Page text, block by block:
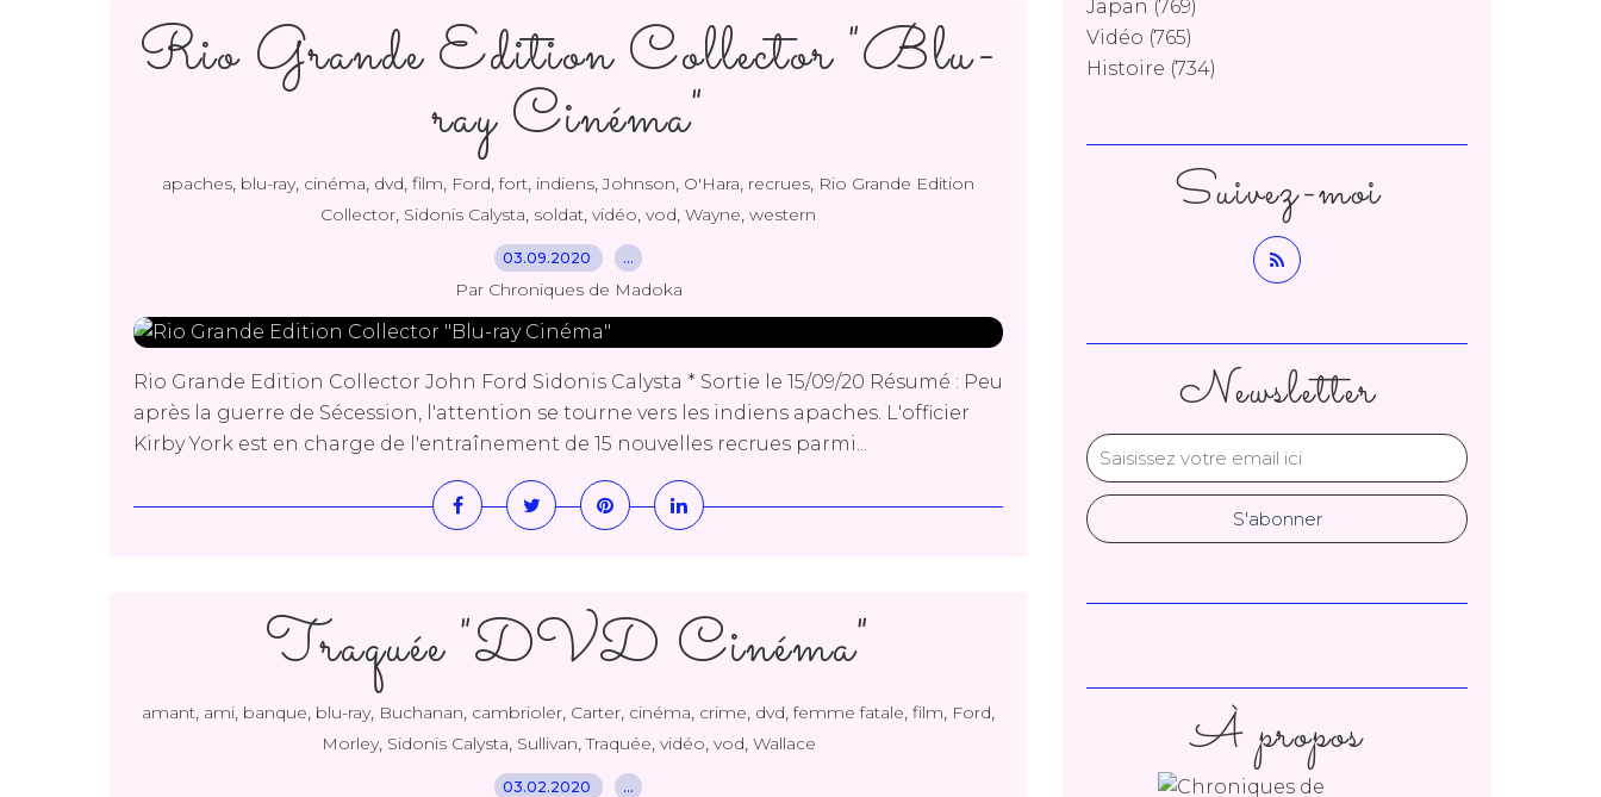
Rio Grande Edition Collector "Blu-
ray Cinéma"
apaches, blu-ray, cinéma, dvd, film, Ford,fort, indiens,Johnson, O'Hara, recrues, Rio Grande Edition
Collector, Sidonis Calysta, soldat, vidéo, vod, Wayne, western
03.09.2020 …
Par Chroniques de Madoka
Rio Grande Edition Collector John Ford Sidonis Calysta * Sortie le 15/09/20 Résumé : Peu
après la guerre de Sécession, l'attention se tourne vers les indiens apaches. L'officier
Kirby York est en charge de l'entraînement de 15 nouvelles recrues parmi...
Traquée "DVD Cinéma"
amant, ami, banque, blu-ray, Buchanan, cambrioler, Carter, cinéma, crime, dvd,femme fatale, film, Ford,
Morley, Sidonis Calysta, Sullivan,Traquée, vidéo, vod, Wallace
03.02.2020 …
Newsletter
Japan (769)
Vidéo (765)
Histoire (734)
Suivez-moi
À propos